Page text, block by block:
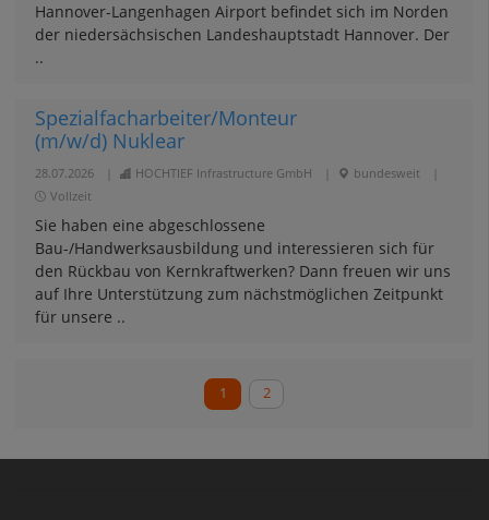
Hannover-Langenhagen Airport befindet sich im Norden
der niedersächsischen Landeshauptstadt Hannover. Der
..
Spezialfacharbeiter/Monteur
(m/w/d) Nuklear
28.07.2026 HOCHTIEF Infrastructure GmbH bundesweit
Vollzeit
Sie haben eine abgeschlossene
Bau-/Handwerksausbildung und interessieren sich für
den Rückbau von Kernkraftwerken? Dann freuen wir uns
auf Ihre Unterstützung zum nächstmöglichen Zeitpunkt
für unsere ..
1 2